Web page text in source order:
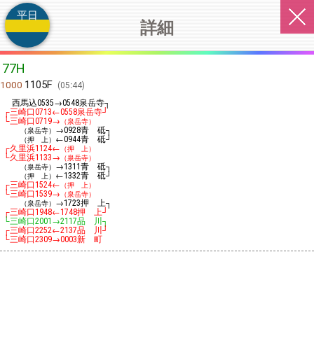
詳細
平日
77H
1000 1105F
05:44
西馬込0535→0548泉岳寺┐
┌三崎口0713←0558泉岳寺┘
└三崎口0719→ （泉岳寺）
（泉岳寺） →0928青 砥┐
（押 上） ←0944青 砥┘
┌久里浜1124← （押 上）
└久里浜1133→ （泉岳寺）
（泉岳寺） →1311青 砥┐
（押 上） ←1332青 砥┘
┌三崎口 1524← （押 上）
└三崎口 1539→ （泉岳寺）
（泉岳寺） →1723押 上┐
┌三崎口 1948←1748押 上┘
└三崎口2001 →2117品 川┐
┌三崎口2252←2137品 川┘
└三崎口2309→0003新 町